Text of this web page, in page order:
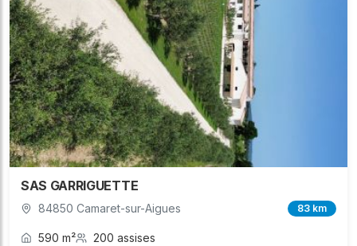
SAS GARRIGUETTE
84850 Camaret-sur-Aigues 83 km
590 m² 200 assises